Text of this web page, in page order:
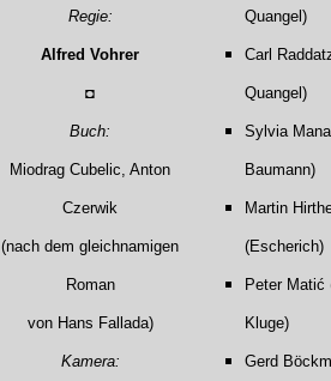
Regie:
Alfred Vohrer
◘
Buch:
Miodrag Cubelic, Anton
Czerwik
(nach dem gleichnamigen
Roman
von Hans Fallada)
Kamera:
Quangel)
Carl
Quangel)
Sylvia
Baumann)
Martin
(Escherich)
Peter Matić
Kluge)
Gerd